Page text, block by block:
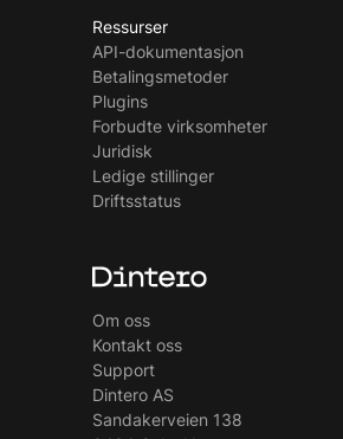
Ressurser
API-dokumentasjon
Betalingsmetoder
Plugins
Forbudte virksomheter
Juridisk
Ledige stillinger
Driftsstatus
Om oss
Kontakt oss
Support
Dintero AS
Sandakerveien 138